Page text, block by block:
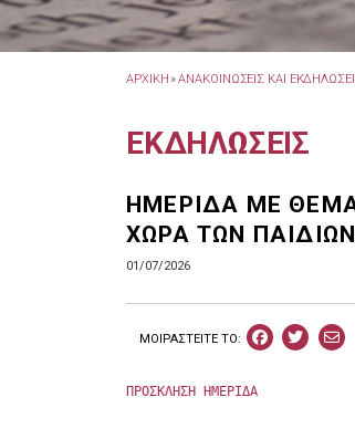
ΑΡΧΙΚΗ »ΑΝΑΚΟΙΝΩΣΕΙΣ ΚΑΙ
ΕΚΔΗΛΩΣΕΙΣ
ΗΜΕΡΙΔΑ ΜΕ
ΧΩΡΑ ΤΩΝ
01/07/2026
ΜΟΙΡΑΣΤEIΤΕ ΤΟ:
ΠΡΟΣΚΛΗΣΗ ΗΜΕΡΙΔΑ